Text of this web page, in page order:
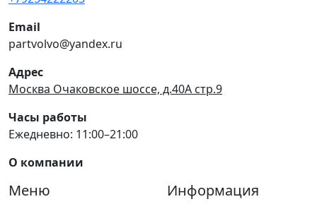
Email
partvolvo@yandex.ru
Адрес
Москва Очаковское шоссе, д.40А стр.9
Часы работы
Ежедневно: 11:00–21:00
О компании
Меню Информация